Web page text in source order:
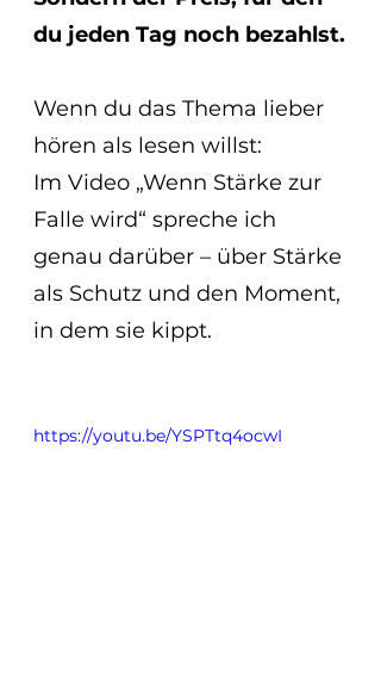
du jeden Tag noch bezahlst.
Wenn du das Thema lieber
hören als lesen willst:
Im Video „Wenn Stärke zur
Falle wird“ spreche ich
genau darüber – über Stärke
als Schutz und den Moment,
in dem sie kippt.
https://youtu.be/YSPTtq4ocwI